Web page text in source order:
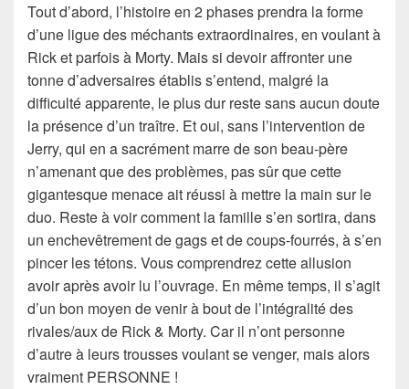
Tout d’abord, l’histoire en 2 phases prendra la forme
d’une ligue des méchants extraordinaires, en voulant à
Rick et parfois à Morty. Mais si devoir affronter une
tonne d’adversaires établis s’entend, malgré la
difficulté apparente, le plus dur reste sans aucun doute
la présence d’un traître. Et oui, sans l’intervention de
Jerry, qui en a sacrément marre de son beau-père
n’amenant que des problèmes, pas sûr que cette
gigantesque menace ait réussi à mettre la main sur le
duo. Reste à voir comment la famille s’en sortira, dans
un enchevêtrement de gags et de coups-fourrés, à s’en
pincer les tétons. Vous comprendrez cette allusion
avoir après avoir lu l’ouvrage. En même temps, il s’agit
d’un bon moyen de venir à bout de l’intégralité des
rivales/aux de Rick & Morty. Car il n’ont personne
d’autre à leurs trousses voulant se venger, mais alors
vraiment PERSONNE !